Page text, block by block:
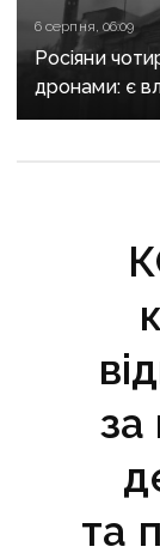
6 серпня, 06:09
Росіяни
дронами: є
за
та